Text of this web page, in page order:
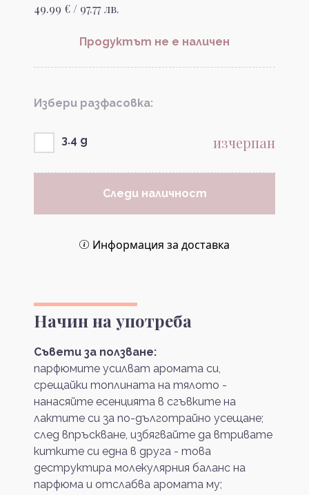
49.99 € / 97.77 лв.
Продуктът не е наличен
Избери разфасовка:
3.4 g изчерпан
Следи наличност
Информация за доставка
Начин на употреба
Съвети за ползване:
парфюмите усилват аромата си,
срещайки топлината на тялото -
нанасяйте есенцията в сгъвките на
лактите си за по-дълготрайно усещане;
след впръскване, избягвайте да втривате
китките си една в друга - това
деструктира молекулярния баланс на
парфюма и отслабва аромата му;